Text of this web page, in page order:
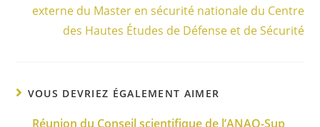
externe du Master en sécurité nationale du Centre
des Hautes Études de Défense et de Sécurité
VOUS DEVRIEZ ÉGALEMENT AIMER
Réunion du Conseil scientifique de l’ANAQ-Sup